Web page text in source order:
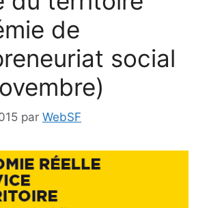
de
social
par WebSF